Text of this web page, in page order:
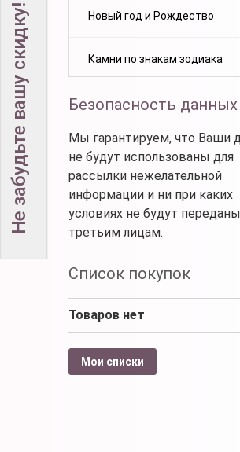
Новый год и Рождество
Камни по знакам зодиака
Безопасность данных
Мы гарантируем, что Ваши
не будут использованы для
рассылки нежелательной
информации и ни при каких
условиях не будут переданы
третьим лицам.
Список покупок
Товаров нет
Мои списки
Не забудьте вашу скидку!